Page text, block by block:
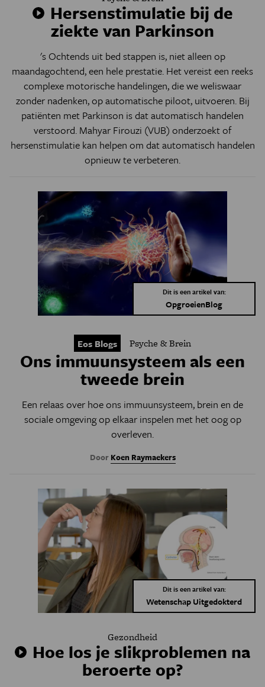
Hersenstimulatie bij de
ziekte van Parkinson
's Ochtends uit bed stappen is, niet alleen op
maandagochtend, een hele prestatie. Het vereist een reeks
complexe motorische handelingen, die we weliswaar
zonder nadenken, op automatische piloot, uitvoeren. Bij
patiënten met Parkinson is dat automatisch handelen
verstoord. Mahyar Firouzi (VUB) onderzoekt of
hersenstimulatie kan helpen om dat automatisch handelen
opnieuw te verbeteren.
Dit is een artikel van:
OpgroeienBlog
Eos Blogs Psyche & Brein
Ons immuunsysteem als een
tweede brein
Een relaas over hoe ons immuunsysteem, brein en de
sociale omgeving op elkaar inspelen met het oog op
overleven.
Door Koen Raymaekers
Dit is een artikel van:
Wetenschap Uitgedokterd
Gezondheid
Hoe los je slikproblemen na
beroerte op?